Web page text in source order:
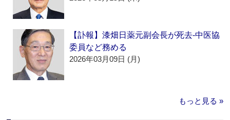
【訃報】漆畑日薬元副会長が死去‐中医協
委員など務める
2026年03月09日 (月)
もっと見る »